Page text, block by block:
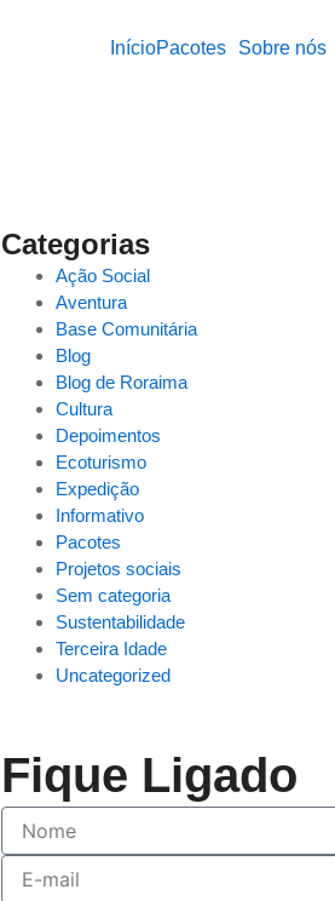
InícioPacotes Sobre nós
Categorias
Ação Social
Aventura
Base Comunitária
Blog
Blog de Roraima
Cultura
Depoimentos
Ecoturismo
Expedição
Informativo
Pacotes
Projetos sociais
Sem categoria
Sustentabilidade
Terceira Idade
Uncategorized
Fique Ligado
Nome
E-
mail